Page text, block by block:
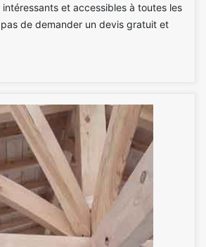
et accessibles à toutes les
de demander un devis gratuit et